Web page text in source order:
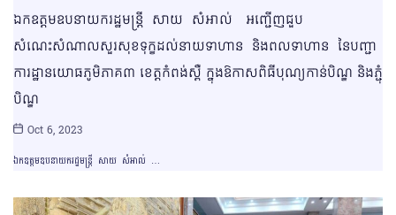
ឯកឧត្ដមឧបនាយករដ្ឋមន្ត្រី សាយ សំអាល់ អញ្ជើញជួប
សំណេះសំណាលសួរសុខទុក្ខដល់នាយទាហាន និងពលទាហាន នៃបញ្ជា
ការដ្ឋានយោធភូមិភាគ៣ ខេត្តកំពង់ស្ពឺ ក្នុងឱកាសពិធីបុណ្យកាន់បិណ្ឌ និងភ្ជុំ
បិណ្ឌ
Oct 6, 2023
ឯកឧត្ដមឧបនាយករដ្ឋមន្ត្រី សាយ សំអាល់ …